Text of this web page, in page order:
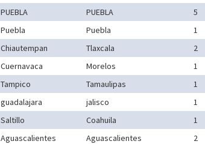
PUEBLA PUEBLA
5
Puebla Puebla
1
Chiautempan Tlaxcala
2
Cuernavaca Morelos
1
Tampico Tamaulipas
1
guadalajara jalisco
1
Saltillo Coahuila
1
Aguascalientes Aguascalientes
2